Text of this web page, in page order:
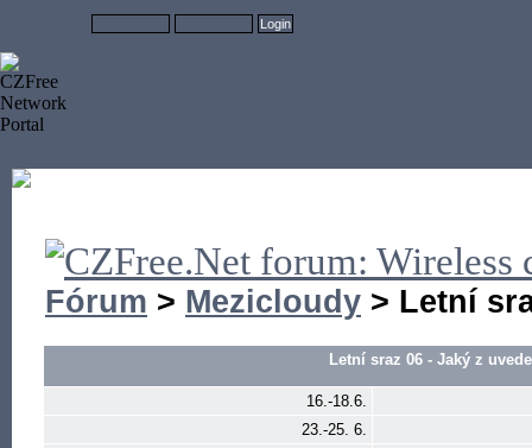
Fórum > Mezicloudy > Letní
Letní sraz 06 - Jaký z
16.-18.6.
23.-25. 6.